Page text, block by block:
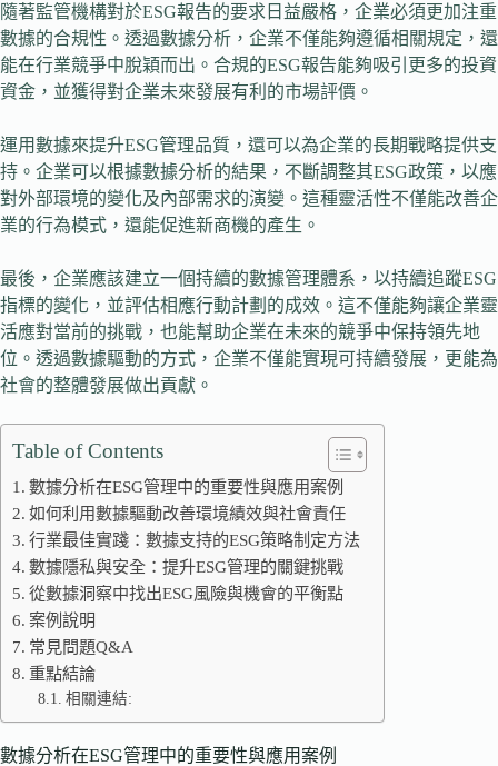
隨著監管機構對於ESG報告的要求日益嚴格，企業必須更加注重
數據的合規性。透過數據分析，企業不僅能夠遵循相關規定，還
能在行業競爭中脫穎而出。合規的ESG報告能夠吸引更多的投資
資金，並獲得對企業未來發展有利的市場評價。
運用數據來提升ESG管理品質，還可以為企業的長期戰略提供支
持。企業可以根據數據分析的結果，不斷調整其ESG政策，以應
對外部環境的變化及內部需求的演變。這種靈活性不僅能改善企
業的行為模式，還能促進新商機的產生。
最後，企業應該建立一個持續的數據管理體系，以持續追蹤ESG
指標的變化，並評估相應行動計劃的成效。這不僅能夠讓企業靈
活應對當前的挑戰，也能幫助企業在未來的競爭中保持領先地
位。透過數據驅動的方式，企業不僅能實現可持續發展，更能為
社會的整體發展做出貢獻。
Table of Contents
數據分析在ESG管理中的重要性與應用案例
如何利用數據驅動改善環境績效與社會責任
行業最佳實踐：數據支持的ESG策略制定方法
數據隱私與安全：提升ESG管理的關鍵挑戰
從數據洞察中找出ESG風險與機會的平衡點
案例說明
常見問題Q&A
重點結論
相關連結:
數據分析在ESG管理中的重要性與應用案例